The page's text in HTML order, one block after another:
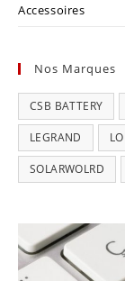
Accessoires
Nos Marques
CSB BATTERY
LEGRAND
SOLARWOLRD